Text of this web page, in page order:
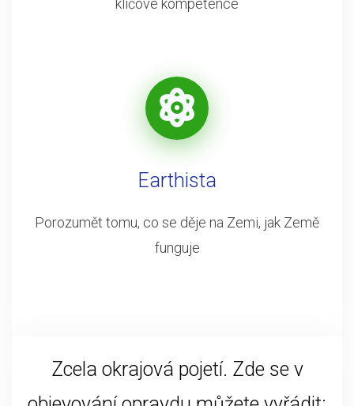
klíčové kompetence
Earthista
Porozumět tomu, co se děje na Zemi, jak Země
funguje
Zcela okrajová pojetí. Zde se v